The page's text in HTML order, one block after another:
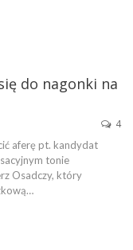
do nagonki na
4
aferę pt. kandydat
tonie
Osadczy, który